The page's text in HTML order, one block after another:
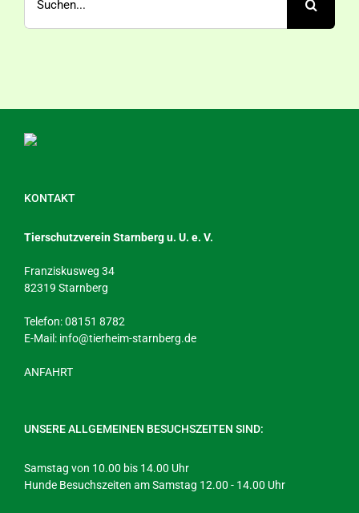
nach:
KONTAKT
Tierschutzverein Starnberg u. U. e. V.
Franziskusweg 34
82319 Starnberg
Telefon: 08151 8782
E-Mail: info@tierheim-starnberg.de
ANFAHRT
UNSERE ALLGEMEINEN BESUCHSZEITEN SIND:
Samstag von 10.00 bis 14.00 Uhr
Hunde Besuchszeiten am Samstag 12.00 - 14.00 Uhr